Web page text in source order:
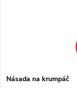
Násada na krumpáč